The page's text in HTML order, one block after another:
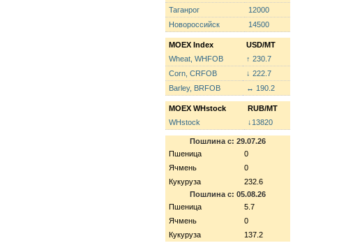
Таганрог
12000
Новороссийск
14500
MOEX Index
USD/MT
Wheat, WHFOB
↑ 230.7
Corn, CRFOB
↓ 222.7
Barley, BRFOB
↔ 190.2
MOEX WHstock
RUB/MT
WHstock
↓13820
Пошлина с: 29.07.26
Пшеница
0
Ячмень
0
Кукуруза
232.6
Пошлина с: 05.08.26
Пшеница
5.7
Ячмень
0
Кукуруза
137.2